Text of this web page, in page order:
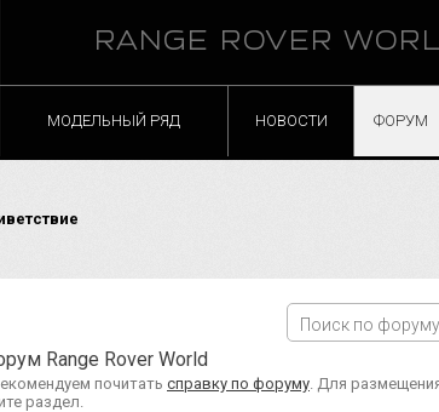
RANGE ROVER
МОДЕЛЬНЫЙ РЯД НОВОСТИ ФОРУМ
Range Rover World
почитать справку по форуму . Для
раздел.